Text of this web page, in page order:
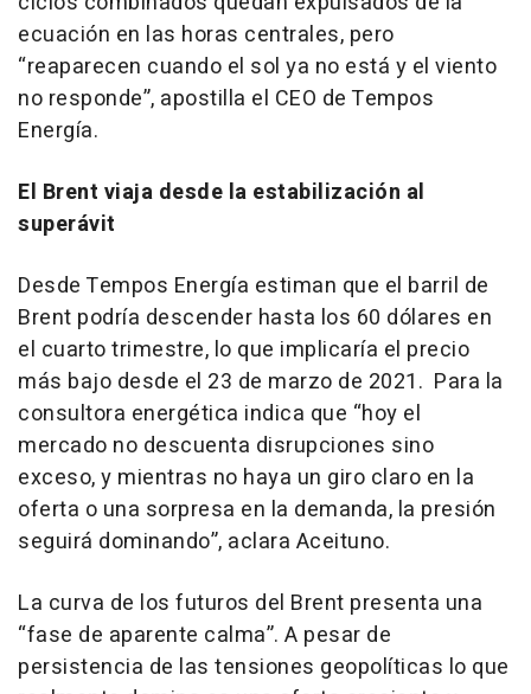
ecuación en las horas centrales, pero
“reaparecen cuando el sol ya no está y el viento
no responde”, apostilla el CEO de Tempos
Energía.
El Brent viaja desde la estabilización al
superávit
Desde Tempos Energía estiman que el barril de
Brent podría descender hasta los 60 dólares en
el cuarto trimestre, lo que implicaría el precio
más bajo desde el 23 de marzo de 2021. Para la
consultora energética indica que “hoy el
mercado no descuenta disrupciones sino
exceso, y mientras no haya un giro claro en la
oferta o una sorpresa en la demanda, la presión
seguirá dominando”, aclara Aceituno.
La curva de los futuros del Brent presenta una
“fase de aparente calma”. A pesar de
persistencia de las tensiones geopolíticas lo que